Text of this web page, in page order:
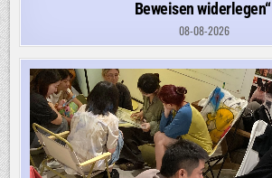
Beweisen widerlegen“
08-08-2026